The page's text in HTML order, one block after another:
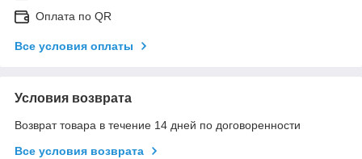
Оплата по QR
Все условия оплаты
Условия возврата
Возврат товара в течение 14 дней по договоренности
Все условия возврата